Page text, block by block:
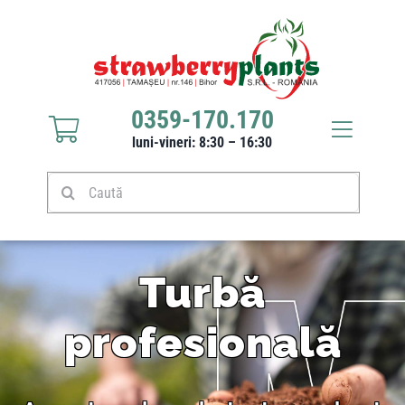
0359-170.170
luni-vineri: 8:30 – 16:30
Răsaduri căpșuni
Stoloni căpșuni
Culturi
Turbă
profesională